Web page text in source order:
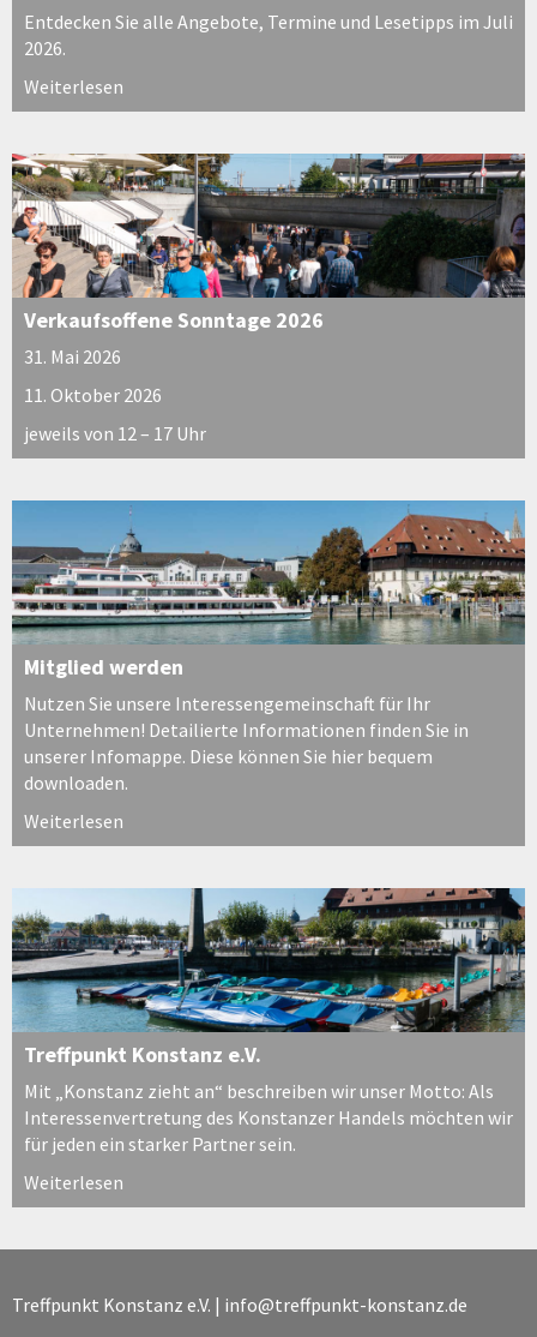
Entdecken Sie alle Angebote, Termine und Lesetipps im Juli
2026.
Weiterlesen
Verkaufsoffene Sonntage 2026
31. Mai 2026
11. Oktober 2026
jeweils von 12 – 17 Uhr
Mitglied werden
Nutzen Sie unsere Interessengemeinschaft für Ihr
Unternehmen! Detailierte Informationen finden Sie in
unserer Infomappe. Diese können Sie hier bequem
downloaden.
Weiterlesen
Treffpunkt Konstanz e.V.
Mit „Konstanz zieht an“ beschreiben wir unser Motto: Als
Interessenvertretung des Konstanzer Handels möchten wir
für jeden ein starker Partner sein.
Weiterlesen
Treffpunkt Konstanz e.V. | info@treffpunkt-konstanz.de